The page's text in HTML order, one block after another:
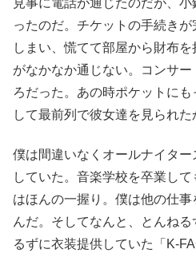
ったのだ。チケットの手続き
しまい、慌てて部屋から財布
がなかなか通じない。コンサ
ろだった。あの時ポケットに
して最前列で彼女達を見られた
僕は間違いなくオールナイタ
していた。音楽学校を卒業し
はほんの一握り。僕は他の仕
んだ。そしてなんと、とんね
るずに衣装提供していた「K-